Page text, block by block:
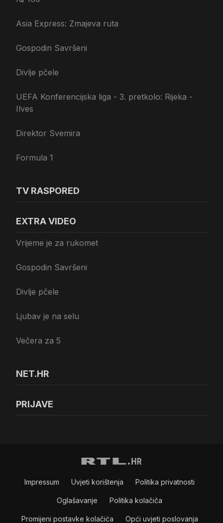
Asia Express: Zmajeva ruta
Gospodin Savršeni
Divlje pčele
UEFA Konferencijska liga - 3. pretkolo: Rijeka -
Ilves
Direktor Svemira
Formula 1
TV RASPORED
EXTRA VIDEO
Vrijeme je za rukomet
Gospodin Savršeni
Divlje pčele
Ljubav je na selu
Večera za 5
NET.HR
PRIJAVE
Impressum Uvjeti korištenja Politika privatnosti
Oglašavanje Politika kolačiča
Promijeni postavke kolačića Opći uvjeti poslovanja